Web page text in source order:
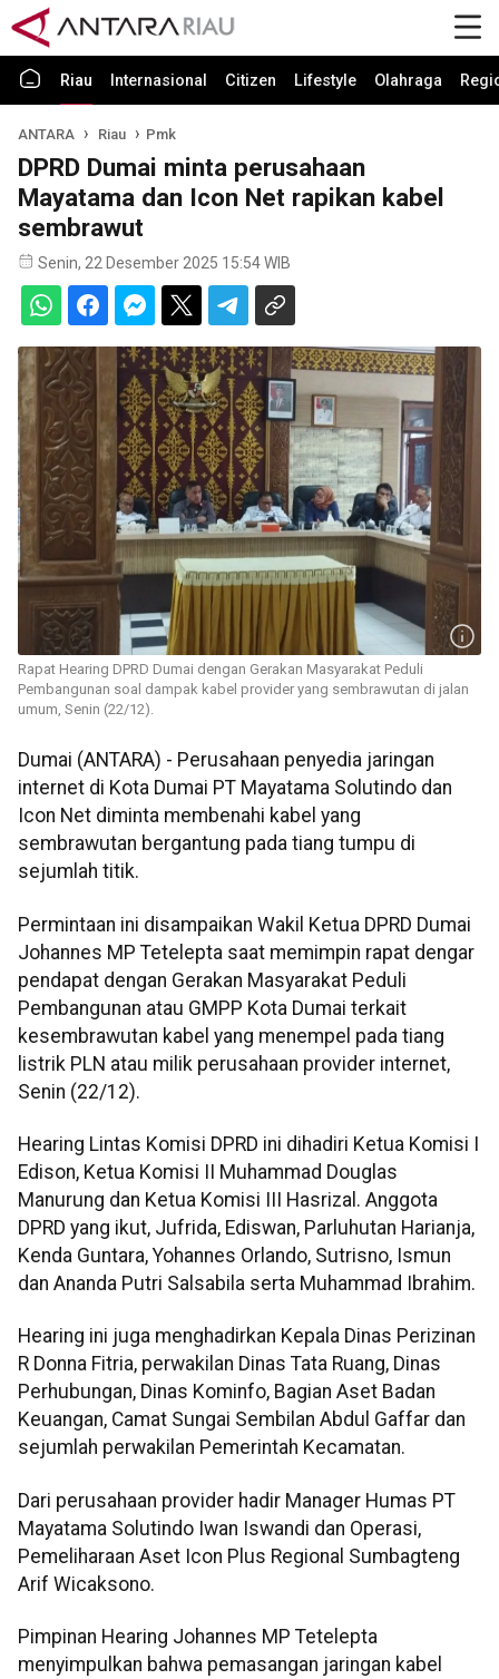
Riau Internasional Citizen Lifestyle Olahraga
ANTARA Riau Pmk
DPRD Dumai minta perusahaan
Mayatama dan Icon Net rapikan kabel
sembrawut
Senin, 22 Desember 2025 15:54 WIB
Rapat Hearing DPRD Dumai dengan Gerakan Masyarakat Peduli
Pembangunan soal dampak kabel provider yang sembrawutan di jalan
umum, Senin (22/12).
Dumai (ANTARA) - Perusahaan penyedia jaringan
internet di Kota Dumai PT Mayatama Solutindo dan
Icon Net diminta membenahi kabel yang
sembrawutan bergantung pada tiang tumpu di
sejumlah titik.
Permintaan ini disampaikan Wakil Ketua DPRD Dumai
Johannes MP Tetelepta saat memimpin rapat dengar
pendapat dengan Gerakan Masyarakat Peduli
Pembangunan atau GMPP Kota Dumai terkait
kesembrawutan kabel yang menempel pada tiang
listrik PLN atau milik perusahaan provider internet,
Senin (22/12).
Hearing Lintas Komisi DPRD ini dihadiri Ketua Komisi I
Edison, Ketua Komisi II Muhammad Douglas
Manurung dan Ketua Komisi III Hasrizal. Anggota
DPRD yang ikut, Jufrida, Ediswan, Parluhutan Harianja,
Kenda Guntara, Yohannes Orlando, Sutrisno, Ismun
dan Ananda Putri Salsabila serta Muhammad Ibrahim.
Hearing ini juga menghadirkan Kepala Dinas Perizinan
R Donna Fitria, perwakilan Dinas Tata Ruang, Dinas
Perhubungan, Dinas Kominfo, Bagian Aset Badan
Keuangan, Camat Sungai Sembilan Abdul Gaffar dan
sejumlah perwakilan Pemerintah Kecamatan.
Dari perusahaan provider hadir Manager Humas PT
Mayatama Solutindo Iwan Iswandi dan Operasi,
Pemeliharaan Aset Icon Plus Regional Sumbagteng
Arif Wicaksono.
Pimpinan Hearing Johannes MP Tetelepta
menyimpulkan bahwa pemasangan jaringan kabel